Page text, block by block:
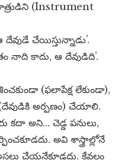
(Instrument
చేయిస్తున్నాడు’.
నాది కాదు, ఆ దేవుడిది’.
(ఫలాపేక్ష లేకుండా),
(దేవుడికి అర్పణం) చేయాలి.
కదా అని… చెడ్డ పనులు,
అవి శాస్త్రాల్లోనే
చేయనేకూడదు. కేవలం